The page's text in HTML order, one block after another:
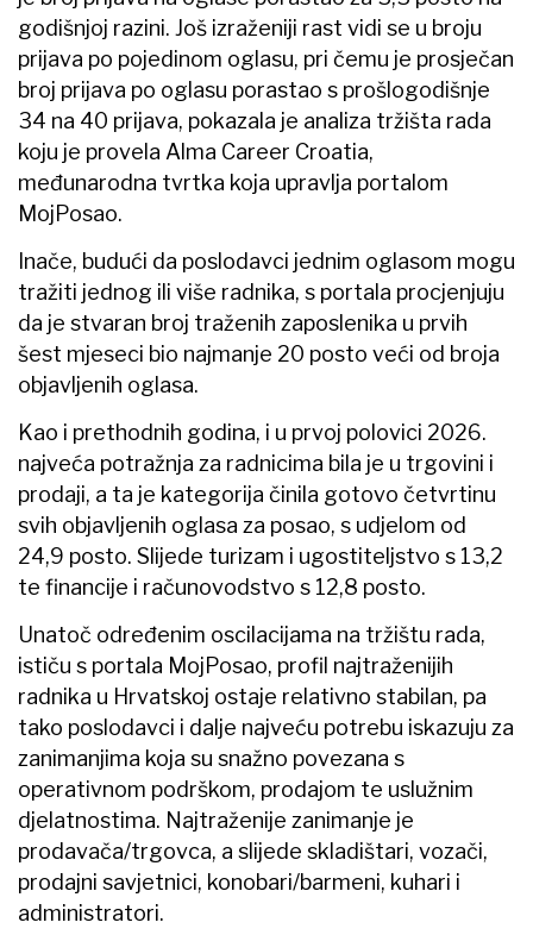
godišnjoj razini. Još izraženiji rast vidi se u broju
prijava po pojedinom oglasu, pri čemu je prosječan
broj prijava po oglasu porastao s prošlogodišnje
34 na 40 prijava, pokazala je analiza tržišta rada
koju je provela Alma Career Croatia,
međunarodna tvrtka koja upravlja portalom
MojPosao.
Inače, budući da poslodavci jednim oglasom mogu
tražiti jednog ili više radnika, s portala procjenjuju
da je stvaran broj traženih zaposlenika u prvih
šest mjeseci bio najmanje 20 posto veći od broja
objavljenih oglasa.
Kao i prethodnih godina, i u prvoj polovici 2026.
najveća potražnja za radnicima bila je u trgovini i
prodaji, a ta je kategorija činila gotovo četvrtinu
svih objavljenih oglasa za posao, s udjelom od
24,9 posto. Slijede turizam i ugostiteljstvo s 13,2
te financije i računovodstvo s 12,8 posto.
Unatoč određenim oscilacijama na tržištu rada,
ističu s portala MojPosao, profil najtraženijih
radnika u Hrvatskoj ostaje relativno stabilan, pa
tako poslodavci i dalje najveću potrebu iskazuju za
zanimanjima koja su snažno povezana s
operativnom podrškom, prodajom te uslužnim
djelatnostima. Najtraženije zanimanje je
prodavača/trgovca, a slijede skladištari, vozači,
prodajni savjetnici, konobari/barmeni, kuhari i
administratori.